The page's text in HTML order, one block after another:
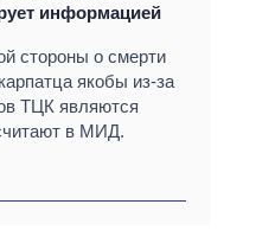
информацией
стороны о смерти
якобы из-за
ТЦК являются
в МИД.